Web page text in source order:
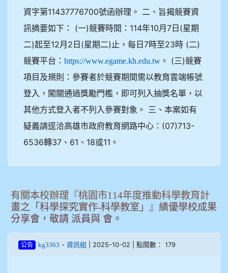
資字第11437776700號函辦理。 二、旨揭競賽資
訊摘要如下： (一)競賽時間：114年10月7日(星期
二)起至12月2日(星期二)止，每日7時至23時 (二)
競賽平台： https://www.egame.kh.edu.tw 。 (三)競賽
項目及規則：參賽者於競賽期間需以教育雲端帳號
登入，闖關通過獎勵門檻，即可列入抽獎名單，以
其他方式登入者不列入參賽對象。 三、本案如有
疑義請逕洽高雄市政府教育網路中心：(07)713-
6536轉37、61、18或11。
有關本校辦理『桃園市114年度推動科學教育計
畫之「科學探究實作-科學教室」』績優學校成果
分享會，敬請 派員與 會。
公告 kg3363 - 資訊組 | 2025-10-02 | 點閱數： 179